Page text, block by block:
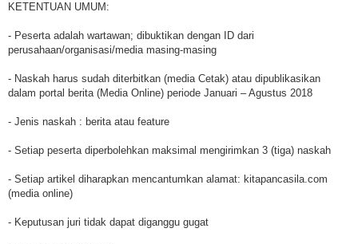
KETENTUAN UMUM:
- Peserta adalah wartawan; dibuktikan dengan ID dari
perusahaan/organisasi/media masing-masing
- Naskah harus sudah diterbitkan (media Cetak) atau dipublikasikan
dalam portal berita (Media Online) periode Januari – Agustus 2018
- Jenis naskah : berita atau feature
- Setiap peserta diperbolehkan maksimal mengirimkan 3 (tiga) naskah
- Setiap artikel diharapkan mencantumkan alamat: kitapancasila.com
(media online)
- Keputusan juri tidak dapat diganggu gugat